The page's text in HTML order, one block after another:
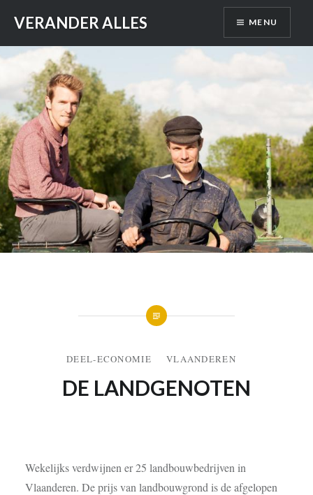
content
VERANDER ALLES MENU
DEEL-ECONOMIE VLAANDEREN
DE LANDGENOTEN
Wekelijks verdwijnen er 25 landbouwbedrijven in
Vlaanderen. De prijs van landbouwgrond is de afgelopen